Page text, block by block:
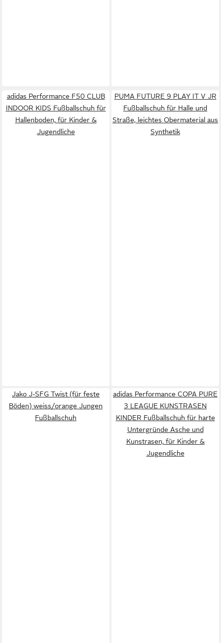
adidas Performance F50 CLUB
INDOOR KIDS Fußballschuh für
Hallenboden, für Kinder &
Jugendliche
PUMA FUTURE 9 PLAY IT V JR
Fußballschuh für Halle und
Straße, leichtes Obermaterial aus
Synthetik
Jako J-SFG Twist (für feste
Böden) weiss/orange Jungen
Fußballschuh
adidas Performance COPA PURE
3 LEAGUE KUNSTRASEN
KINDER Fußballschuh für harte
Untergründe Asche und
Kunstrasen, für Kinder &
Jugendliche